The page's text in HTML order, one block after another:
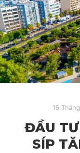
15
ĐẦU
SÍP